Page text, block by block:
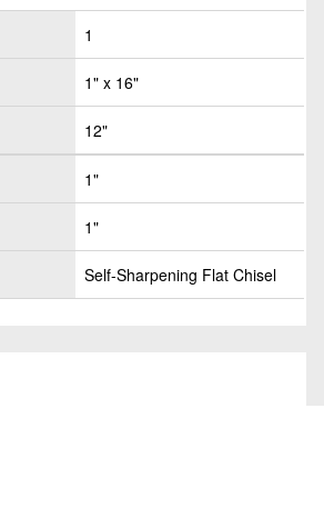
1
1" x 16"
12"
1"
1"
Self-Sharpening Flat Chisel